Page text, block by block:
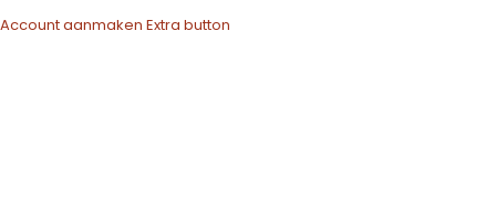
Account aanmaken Extra button